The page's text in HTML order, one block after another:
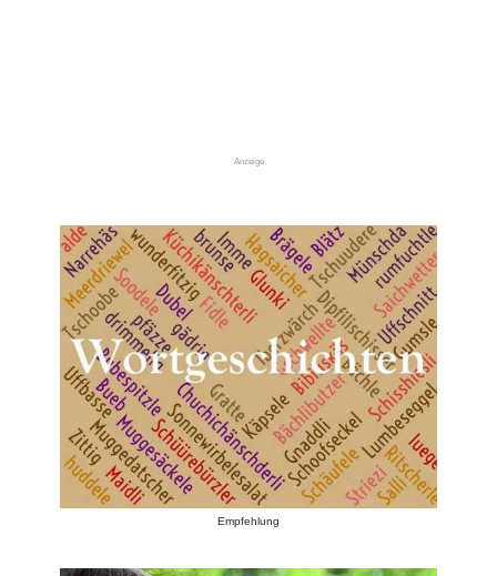
Anzeige
Empfehlung